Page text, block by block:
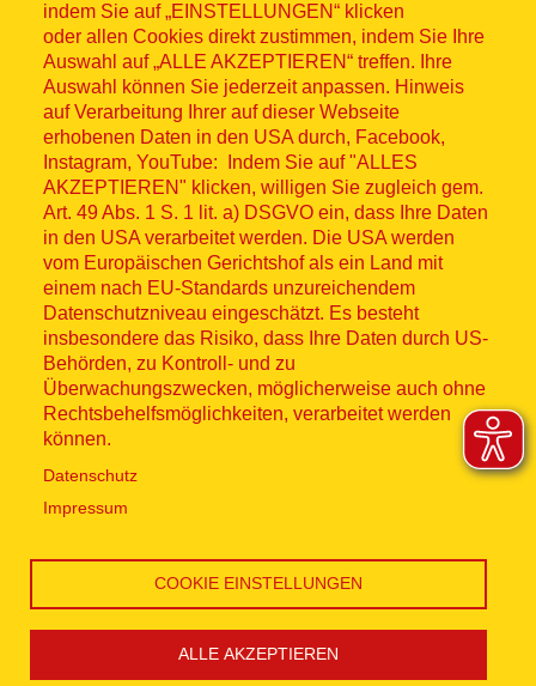
indem Sie auf „EINSTELLUNGEN“ klicken
oder allen Cookies direkt zustimmen, indem Sie Ihre
Auswahl auf „ALLE AKZEPTIEREN“ treffen. Ihre
Auswahl können Sie jederzeit anpassen. Hinweis
auf Verarbeitung Ihrer auf dieser Webseite
erhobenen Daten in den USA durch, Facebook,
Instagram, YouTube: Indem Sie auf "ALLES
AKZEPTIEREN" klicken, willigen Sie zugleich gem.
Art. 49 Abs. 1 S. 1 lit. a) DSGVO ein, dass Ihre Daten
in den USA verarbeitet werden. Die USA werden
vom Europäischen Gerichtshof als ein Land mit
einem nach EU-Standards unzureichendem
Datenschutzniveau eingeschätzt. Es besteht
insbesondere das Risiko, dass Ihre Daten durch US-
Behörden, zu Kontroll- und zu
Überwachungszwecken, möglicherweise auch ohne
Rechtsbehelfsmöglichkeiten, verarbeitet werden
können.
Datenschutz
Impressum
COOKIE EINSTELLUNGEN
ALLE AKZEPTIEREN
© ASB 2026
Fußzeilenmenü
Impressum
Datenschutz
Kontakt
Hinweisgebersystem
Lieferkette
Widerruf
Social Media